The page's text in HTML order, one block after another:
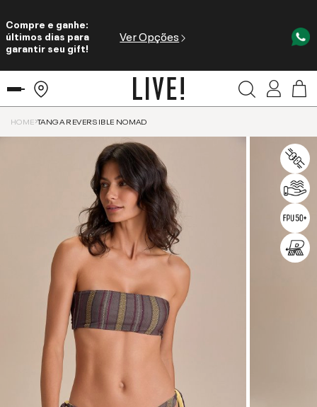
Compre e ganhe:
últimos dias para
garantir seu gift!
Ver Opções
HOME TANGA REVERSIBLE NOMAD